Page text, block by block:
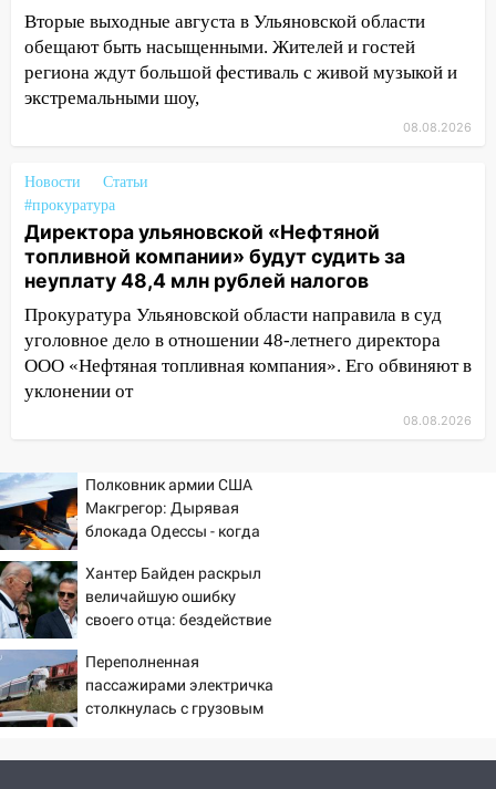
13:17 Непогода в Ульяновске не
закончится сегодня: сильные ливни
сохранятся 9 августа
13:15 Трижды «брал в долг» без спроса:
житель Вешкаймского района похитил у
13:14 Ураган оторвал светофор на
проспекте Филатова в Ульяновске
13:12 Дерево пробило крышу дома на
Новгородской в Ульяновске и рухнуло
на электрощит
13:10 В Заволжском районе дерево
упало во дворе
Ураган ударил по Ульяновску:
затопленные улицы и остановившиеся
трамваи
12:17
Ульяновск накрыл крупный град:
после ливня город снова уходит под
воду
12:12
Прокуратура взяла на контроль
ДТП с шестилетним ребёнком на улице
Федерации
12:01
Пьяная женщина сбила
Федерации: возбуждено уголовное дело
Вторые выходные августа в Ульяновской области
обещают быть насыщенными. Жителей и гостей
региона ждут большой фестиваль с живой музыкой и
экстремальными шоу,
08.08.2026
Новости
Статьи
#прокуратура
Директора ульяновской «Нефтяной
топливной компании» будут судить за
неуплату 48,4 млн рублей налогов
Прокуратура Ульяновской области направила в суд
уголовное дело в отношении 48-летнего директора
ООО «Нефтяная топливная компания». Его обвиняют в
уклонении от
08.08.2026
Полковник армии США
Макгрегор: Дырявая
блокада Одессы - когда
России за это полетят
головы?
Хантер Байден раскрыл
величайшую ошибку
своего отца: бездействие
Переполненная
пассажирами электричка
столкнулась с грузовым